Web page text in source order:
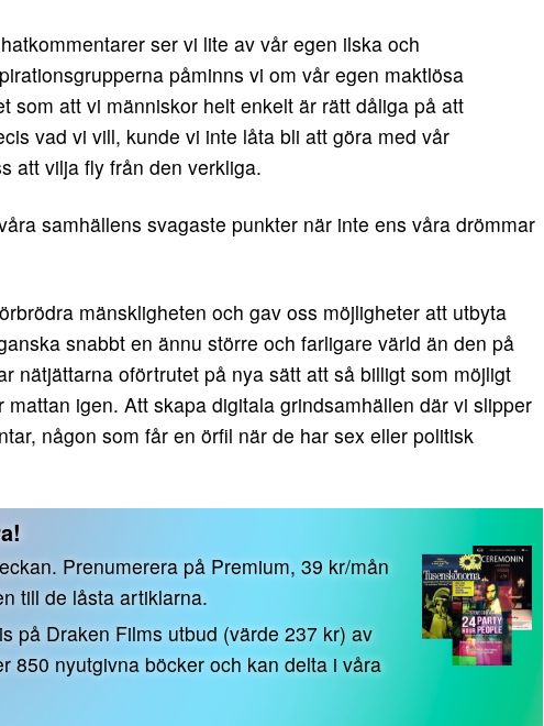
ser vi lite av vår egen ilska och
påminns vi om vår egen maktlösa
som att vi människor helt enkelt är rätt dåliga på att
vad vi vill, kunde vi inte låta bli att göra med vår
att vilja fly från den verkliga.
samhällens svagaste punkter när inte ens våra drömmar
mänskligheten och gav oss möjligheter att utbyta
snabbt en ännu större och farligare värld än den på
nätjättarna oförtrutet på nya sätt att så billigt som möjligt
igen. Att skapa digitala grindsamhällen där vi slipper
någon som får en örfil när de har sex eller politisk
Prenumerera på Premium, 39 kr/mån
till de låsta artiklarna.
på Draken Films utbud (värde 237 kr) av
850 nyutgivna böcker och kan delta i våra